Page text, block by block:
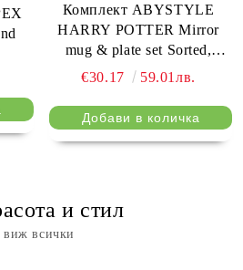
Комплект ABYSTYLE
HARRY POTTER Mirror
mug & plate set Sorted,
Чаша, Подложка с емблеми
€30.17 59.01лв.
и стил
виж всички